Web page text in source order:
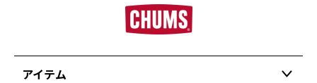
アイテム